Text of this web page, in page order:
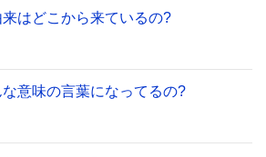
はどこから来ているの?
意味の言葉になってるの?